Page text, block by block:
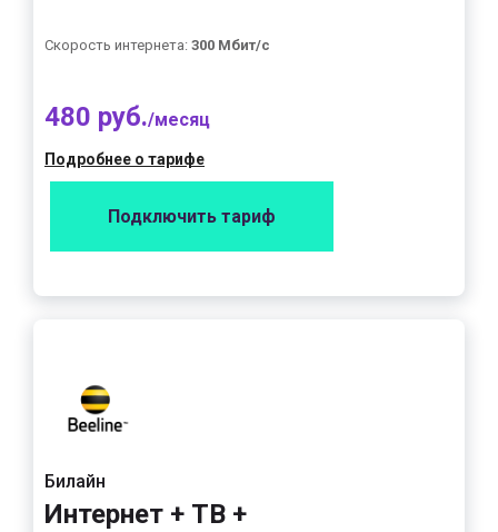
Скорость интернета: 300 Мбит/с
480 руб./месяц
Подробнее о тарифе
Подключить тариф
Билайн
Интернет + ТВ +